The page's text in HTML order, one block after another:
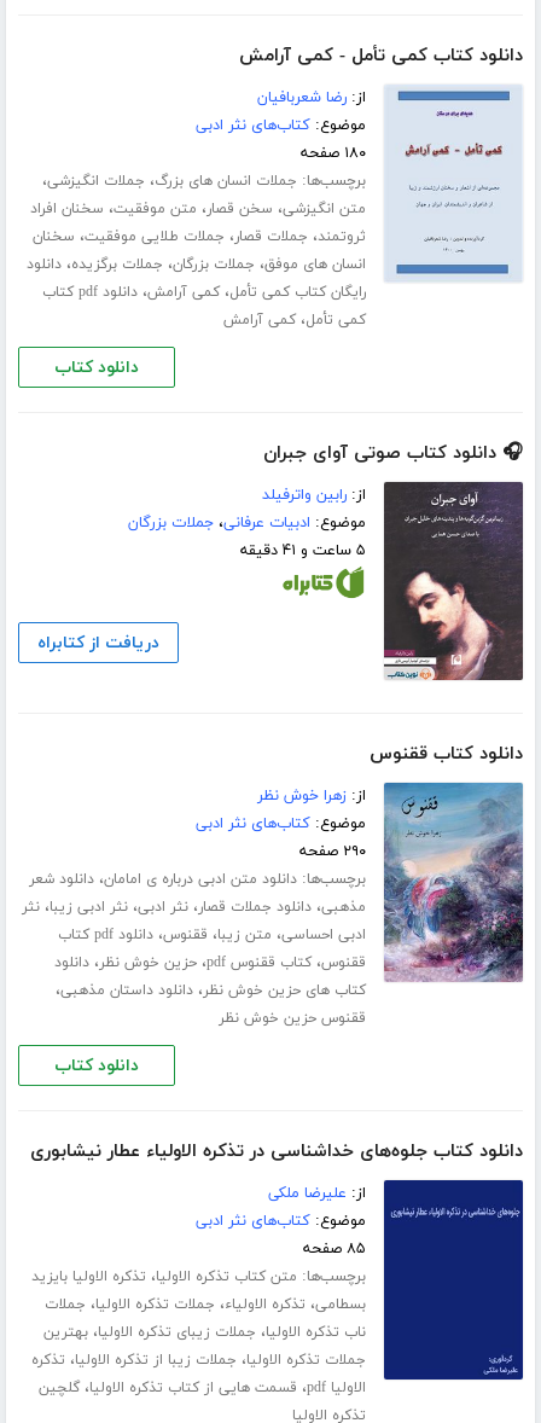
دانلود کتاب کمی تأمل - کمی آرامش
از:رضا شعربافیان
موضوع:کتاب‌های نثر ادبی
۱۸۰ صفحه
برچسب‌ها: جملات انسان های بزرگ، جملات انگیزشی،
متن انگیزشی، سخن قصار، متن موفقیت، سخنان افراد
ثروتمند، جملات قصار، جملات طلایی موفقیت، سخنان
انسان های موفق، جملات بزرگان، جملات برگزیده،دانلود
رایگان کتاب کمی تأمل،کمی آرامش،
دانلود pdf کتاب
کمی تأمل،کمی آرامش
دانلود کتاب
🎧 دانلود کتاب صوتی آوای جبران
از:رابین واترفیلد
موضوع: ادبیات عرفانی،جملات بزرگان
۵ ساعت و ۴۱ دقیقه
دریافت از کتابراه
دانلود کتاب ققنوس
از:زهرا خوش نظر
موضوع:کتاب‌های نثر ادبی
۲۹۰ صفحه
برچسب‌ها:دانلود متن ادبی درباره ی امامان،دانلود شعر
مذهبی،دانلود جملات قصار،نثر ادبی،نثر ادبی زیبا،نثر
ادبی احساسی، متن زیبا، ققنوس،
دانلود pdf کتاب
ققنوس،کتاب ققنوس pdf ،حزین خوش نظر،دانلود
کتاب های حزین خوش نظر،دانلود داستان مذهبی،
ققنوس حزین خوش نظر
دانلود کتاب
دانلود کتاب جلوه‌های خداشناسی در تذکره الاولیاء عطار نیشابوری
از: علیرضا ملکی
موضوع:کتاب‌های نثر ادبی
۸۵ صفحه
برچسب‌ها: متن کتاب تذکره الاولیا، تذکره الاولیا بایزید
بسطامی، تذکره الاولیاء، جملات تذکره الاولیا، جملات
ناب تذکره الاولیا، جملات زیبای تذکره الاولیا،بهترین
جملات تذکره الاولیا، جملات زیبا از تذکره الاولیا، تذکره
الاولیا pdf
، قسمت هایی از کتاب تذکره الاولیا،گلچین
تذکره الاولیا